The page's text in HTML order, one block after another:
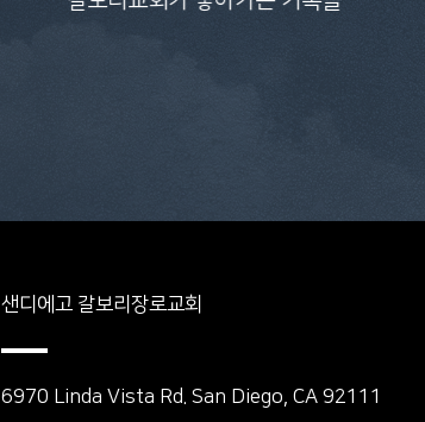
샌디에고 갈보리장로교회
6970 Linda Vista Rd. San Diego, CA 92111